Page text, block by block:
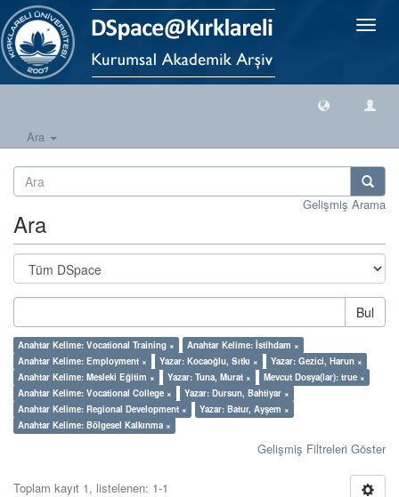
Geçiş
Ara
Gelişmiş Arama
Ara
Bul
Anahtar Kelime: Vocational Training ×
Anahtar Kelime: İstihdam ×
Anahtar Kelime: Employment ×
Yazar: Kocaoğlu, Sıtkı ×
Yazar: Gezici, Harun ×
Anahtar Kelime: Mesleki Eğitim ×
Yazar: Tuna, Murat ×
Mevcut Dosya(lar): true ×
Anahtar Kelime: Vocational College ×
Yazar: Dursun, Bahtiyar ×
Anahtar Kelime: Regional Development ×
Yazar: Batur, Ayşem ×
Anahtar Kelime: Bölgesel Kalkınma ×
Gelişmiş Filtreleri Göster
Toplam kayıt 1, listelenen: 1-1